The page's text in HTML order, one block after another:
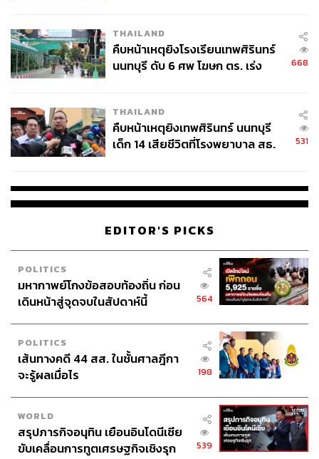
THAILAND
คืบหน้าเหตุยิงโรงเรียนเทพศิรินทร์
นนทบุรี ดับ 6 ศพ โฆษก ตร. เร่ง
668
THAILAND
คืบหน้าเหตุยิงเทพศิรินทร์ นนทบุรี
เด็ก 14 เสียชีวิตที่โรงพยาบาล สธ.
531
EDITOR'S PICKS
POLITICS
มหากาพย์โกงข้อสอบท้องถิ่น ก่อน
เดินหน้าสู่จุดจบในสัปดาห์นี้
564
POLITICS
เส้นทางคดี 44 สส. ในชั้นศาลฎีกา
จะรู้ผลเมื่อไร
198
WORLD
สรุปภารกิจอนุทิน เยือนอินโดนีเซีย
ขับเคลื่อนการทูตเศรษฐกิจเชิงรุก
539